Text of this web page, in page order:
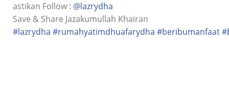
astikan Follow : @lazrydha
Save & Share Jazakumullah Khairan
#lazrydha #rumahyatimdhuafarydha #beribumanfaat